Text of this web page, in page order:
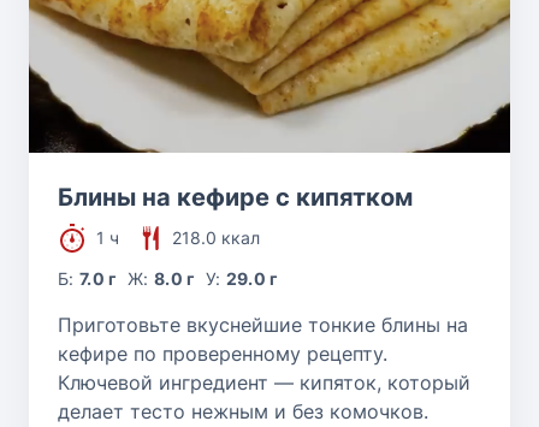
Блины на кефире с кипятком
1 ч
218.0 ккал
Б:7.0 г Ж: 8.0 г У: 29.0 г
Приготовьте вкуснейшие тонкие блины на
кефире по проверенному рецепту.
Ключевой ингредиент — кипяток, который
делает тесто нежным и без комочков.